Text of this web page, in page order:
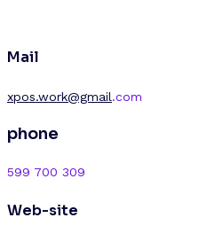
Mail
xpos.work@gmail.com
phone
599 700 309
Web-site